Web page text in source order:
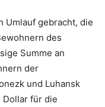
Umlauf gebracht, die
des
Summe an
der
und Luhansk
Dollar für die